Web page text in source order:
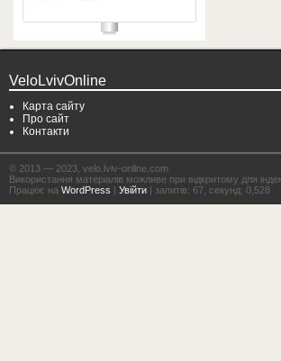
VeloLvivOnline
Карта сайту
Про сайт
Контакти
© 2013 — 2023, velo.lviv-online.com
Використання матеріалів можливе при відкритому для
Працює на WordPress | Увійти | запитів: 67, секунд: 0,528